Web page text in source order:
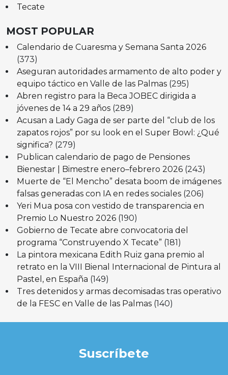
Tecate
MOST POPULAR
Calendario de Cuaresma y Semana Santa 2026
(373)
Aseguran autoridades armamento de alto poder y
equipo táctico en Valle de las Palmas (295)
Abren registro para la Beca JOBEC dirigida a
jóvenes de 14 a 29 años (289)
Acusan a Lady Gaga de ser parte del “club de los
zapatos rojos” por su look en el Super Bowl: ¿Qué
significa? (279)
Publican calendario de pago de Pensiones
Bienestar | Bimestre enero–febrero 2026 (243)
Muerte de “El Mencho” desata boom de imágenes
falsas generadas con IA en redes sociales (206)
Yeri Mua posa con vestido de transparencia en
Premio Lo Nuestro 2026 (190)
Gobierno de Tecate abre convocatoria del
programa “Construyendo X Tecate” (181)
La pintora mexicana Edith Ruiz gana premio al
retrato en la VIII Bienal Internacional de Pintura al
Pastel, en España (149)
Tres detenidos y armas decomisadas tras operativo
de la FESC en Valle de las Palmas (140)
Suscríbete